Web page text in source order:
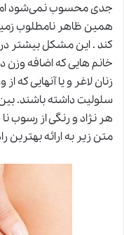
جدی محسوب نمی‌شود اما
همین ظاهر نامطلوب
کند . این مشکل بیشتر در
خانم هایی که اضافه وزن
زنان لاغر و یا آنهایی که
سلولیت
هر نژاد و رنگی از رسوب
متن زیر به ارائه